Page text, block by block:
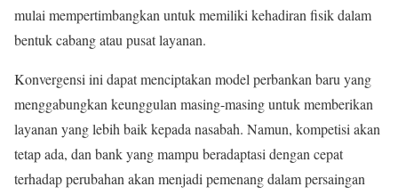
mulai mempertimbangkan untuk memiliki kehadiran fisik dalam
bentuk cabang atau pusat layanan.
Konvergensi ini dapat menciptakan model perbankan baru yang
menggabungkan keunggulan masing-masing untuk memberikan
layanan yang lebih baik kepada nasabah. Namun, kompetisi akan
tetap ada, dan bank yang mampu beradaptasi dengan cepat
terhadap perubahan akan menjadi pemenang dalam persaingan